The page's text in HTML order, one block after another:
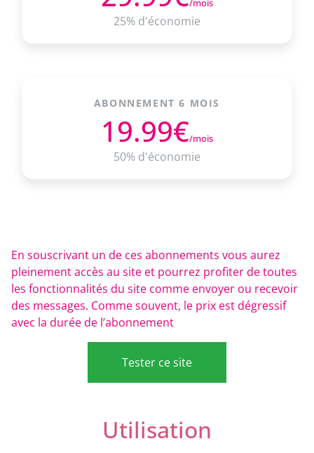
/mois
25% d'économie
ABONNEMENT 6 MOIS
19.99€/mois
50% d'économie
En souscrivant un de ces abonnements vous aurez
pleinement accès au site et pourrez profiter de toutes
les fonctionnalités du site comme envoyer ou recevoir
des messages. Comme souvent, le prix est dégressif
avec la durée de l’abonnement
Tester ce site
Utilisation